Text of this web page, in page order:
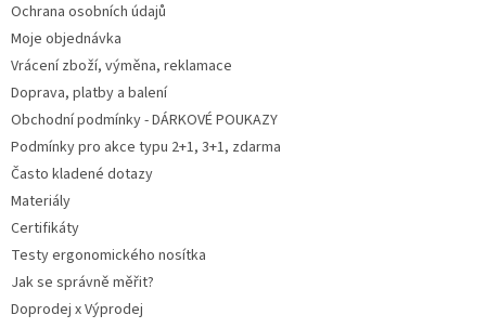
Ochrana osobních údajů
Moje objednávka
Vrácení zboží, výměna, reklamace
Doprava, platby a balení
Obchodní podmínky - DÁRKOVÉ POUKAZY
Podmínky pro akce typu 2+1, 3+1, zdarma
Často kladené dotazy
Materiály
Certifikáty
Testy ergonomického nosítka
Jak se správně měřit?
Doprodej x Výprodej